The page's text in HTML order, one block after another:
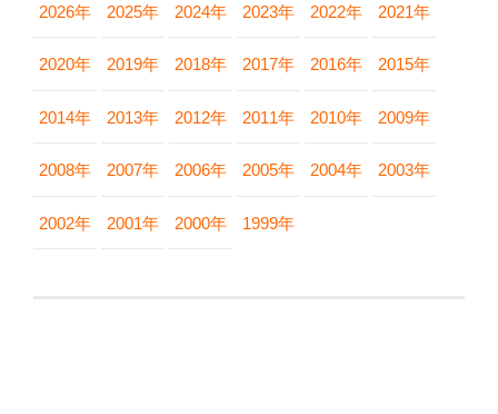
2026年 2025年 2024年 2023年 2022年 2021年
2020年 2019年 2018年 2017年 2016年 2015年
2014年 2013年 2012年 2011年 2010年 2009年
2008年 2007年 2006年 2005年 2004年 2003年
2002年 2001年 2000年 1999年